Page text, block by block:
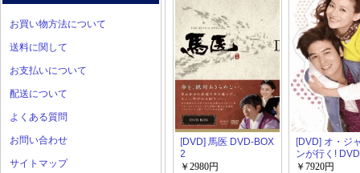
お買い物方法について
送料に関して
お支払いについて
配送について
よくある質問
お問い合わせ
サイトマップ
[DVD] 馬医 DVD-BOX
2
￥2980円
[DVD] オ・ジ
ンが行く!
1+2
￥7920円